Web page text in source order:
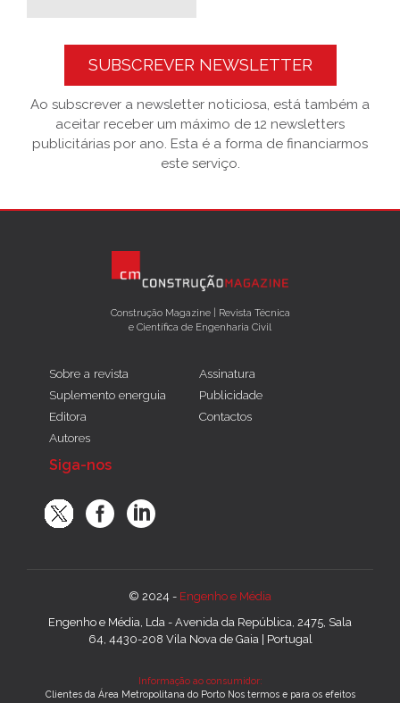
SUBSCREVER NEWSLETTER
Ao subscrever a newsletter noticiosa, está também a
aceitar receber um máximo de 12 newsletters
publicitárias por ano. Esta é a forma de financiarmos
este serviço.
Construção Magazine | Revista Técnica
e Científica de Engenharia Civil
Sobre a revista
Suplemento energuia
Editora
Autores
Assinatura
Publicidade
Contactos
Siga-nos
© 2024 - Engenho e Média
Engenho e Média, Lda - Avenida da República, 2475, Sala
64, 4430-208 Vila Nova de Gaia | Portugal
Informação ao consumidor:
Clientes da Área Metropolitana do Porto Nos termos e para os efeitos